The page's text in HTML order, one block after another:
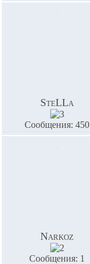
SteLLa
Сообщения: 450
Narkoz
Сообщения: 1